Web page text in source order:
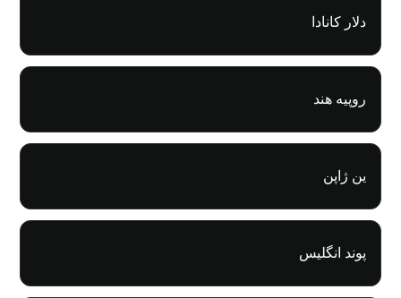
دلار کانادا
روپیه هند
ین ژاپن
پوند انگلیس